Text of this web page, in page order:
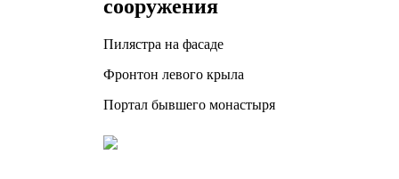
сооружения
Пилястра на фасаде
Фронтон левого крыла
Портал бывшего монастыря